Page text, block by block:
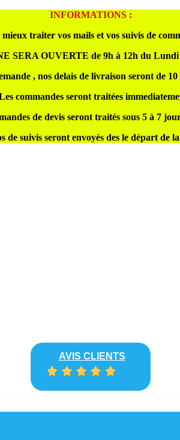
INFORMATIONS :
traiter vos mails et vos suivis de
SERA OUVERTE de 9h à 12h du Lundi
, nos delais de livraison seront de
commandes seront traitées
de devis seront traités sous 5 à 7
de suivis seront envoyés des le départ de
AVIS CLIENTS